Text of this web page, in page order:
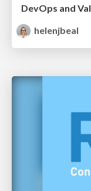
helenjbeal